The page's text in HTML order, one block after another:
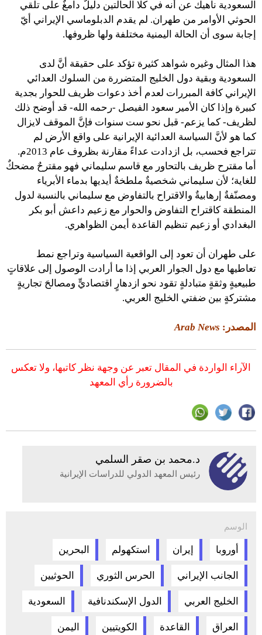
السعودية ناهيك عن أنه في كلا الحالتين دليلٌ دامغٌ على تلقي
الحوثي الأوامر من طهران. لم يقدم الدبلوماسي الإيراني أيّ
إجابة سوى أن الحالة اليمنية مختلفة ولها ظروفها.
هذا المثال وغيره شواهد كثيرة تؤكد على حقيقة أنَّ لدى
السعودية وبقية دول الخليج المتضررة من السلوك العدائي
الإيراني كافة المبررات لعدم أخذ دعوات ظريف للحوار بجدية
كبيرة وإذا كان الأمير سعود الفيصل -رحمه الله- قد أوضح ذلك
لظريف- كما يزعم- قبل نحو ست سنوات فإنَّ الموقف لايزال
كما هو لأنَّ السياسة العدائية الإيرانية على واقع الأرض لم
تتراجع فحسب، بل ازدادت عداءً مقارنة بظروف عام 2013م.
أما مقترح ظريف بالتحاور مع قاسم سليماني فهو مقترحٌ مضحكٌ
للغاية؛ لأن سليماني شخصيةٌ ملطخةٌ أيديها بدماء الأبرياء
ومصنّفةٌ إرهابيةٌ والاقتراح بالتفاوض مع سليماني بالنسبة لدول
المنطقة كاقتراح التفاوض والحوار مع زعيم داعش أبو بكر
البغدادي أو زعيم تنظيم القاعدة أيمن الظواهري.
على طهران أن تعود إلى الواقعية السياسية وتراجع نمط
تعاطيها مع دول الجوار العربي إذا ما أرادت الوصول إلى علاقاتٍ
طبيعيةٍ وثقةٍ متبادلةٍ تقود نحو ازدهارٍ اقتصاديٍّ ومصالحَ تجاريةٍ
مشتركةٍ بين ضفتي الخليج العربي.
المصدر:
الآراء الواردة في المقال تعبر عن وجهة نظر كاتبها، ولا تعكس
بالضرورة رأي المعهد
د.محمد بن صقر السلمي
رئيس المعهد الدولي للدراسات الإيرانية
الوسم
أوروبا إيران استكهولم البحرين
الجانب الإيراني الحرس الثوري الحوثيين
الخليج العربي الدول الإسكندنافية السعودية
العراق القاعدة الكويتيين اليمن